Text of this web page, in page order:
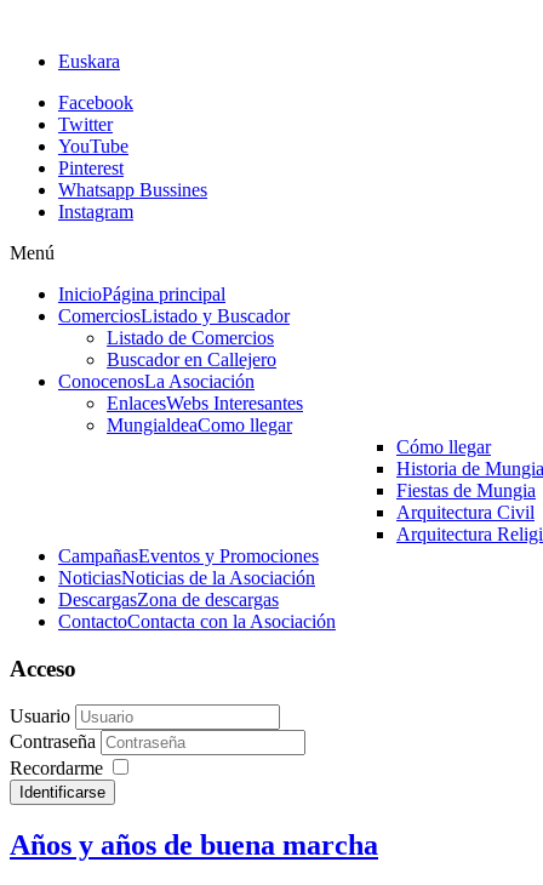
Euskara
Facebook
Twitter
YouTube
Pinterest
Whatsapp Bussines
Instagram
Menú
InicioPágina principal
ComerciosListado y Buscador
Listado de Comercios
Buscador en Callejero
ConocenosLa Asociación
EnlacesWebs Interesantes
MungialdeaComo llegar
Cómo llegar
Historia de Mungia
Fiestas de Mungia
Arquitectura Civil
Arquitectura
CampañasEventos y Promociones
NoticiasNoticias de la Asociación
DescargasZona de descargas
ContactoContacta con la Asociación
Acceso
Usuario
Contraseña
Recordarme
Identificarse
Años y años de buena marcha